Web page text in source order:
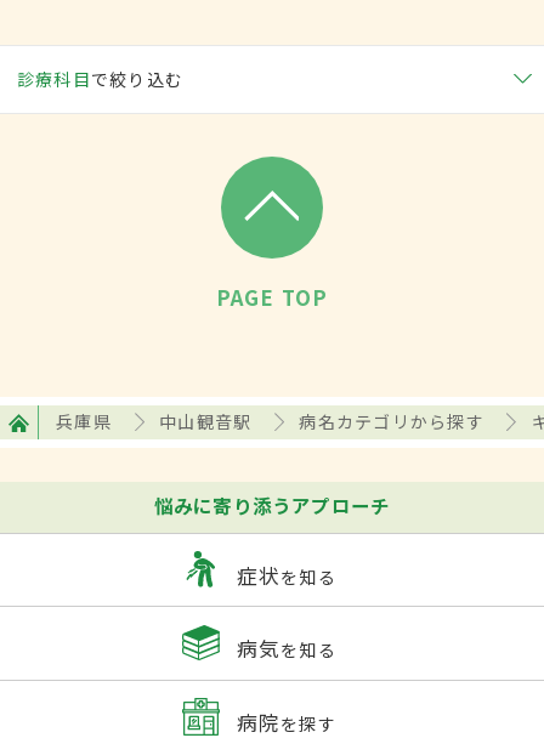
診療科目で絞り込む
PAGE TOP
兵庫県 中山観音駅 病名カテゴリから探す
悩みに寄り添うアプローチ
症状を知る
病気を知る
病院を探す